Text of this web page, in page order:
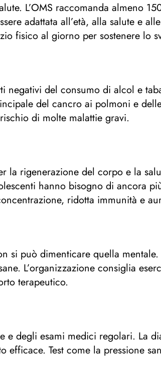
L’OMS raccomanda almeno
adattata all’età, alla salute e
fisico al giorno per sostenere lo
del consumo di alcol e
del cancro ai polmoni e
di molte malattie gravi.
la rigenerazione del corpo e la
hanno bisogno di ancora
ridotta immunità e
può dimenticare quella mentale.
L’organizzazione consiglia
terapeutico.
e degli esami medici regolari. La
efficace. Test come la pressione